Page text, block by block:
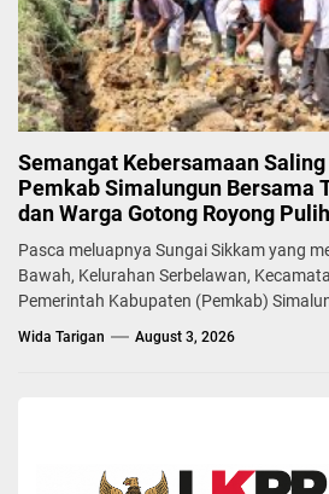
Semangat Kebersamaan
Pemkab Simalungun Bersama
dan Warga Gotong Royong
Pasca meluapnya Sungai Sikkam yang
Bawah, Kelurahan Serbelawan,
Pemerintah Kabupaten (Pemkab)
Wida Tarigan August 3, 2026